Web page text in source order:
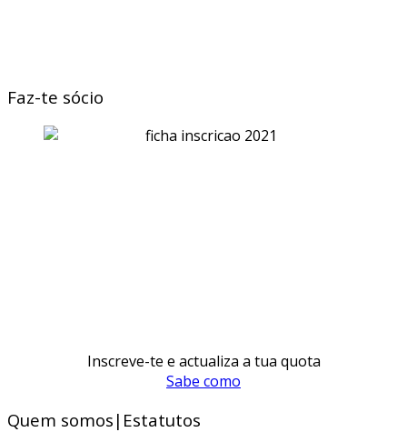
Faz-te sócio
Inscreve-te e actualiza a tua quota
Sabe como
Quem somos|Estatutos